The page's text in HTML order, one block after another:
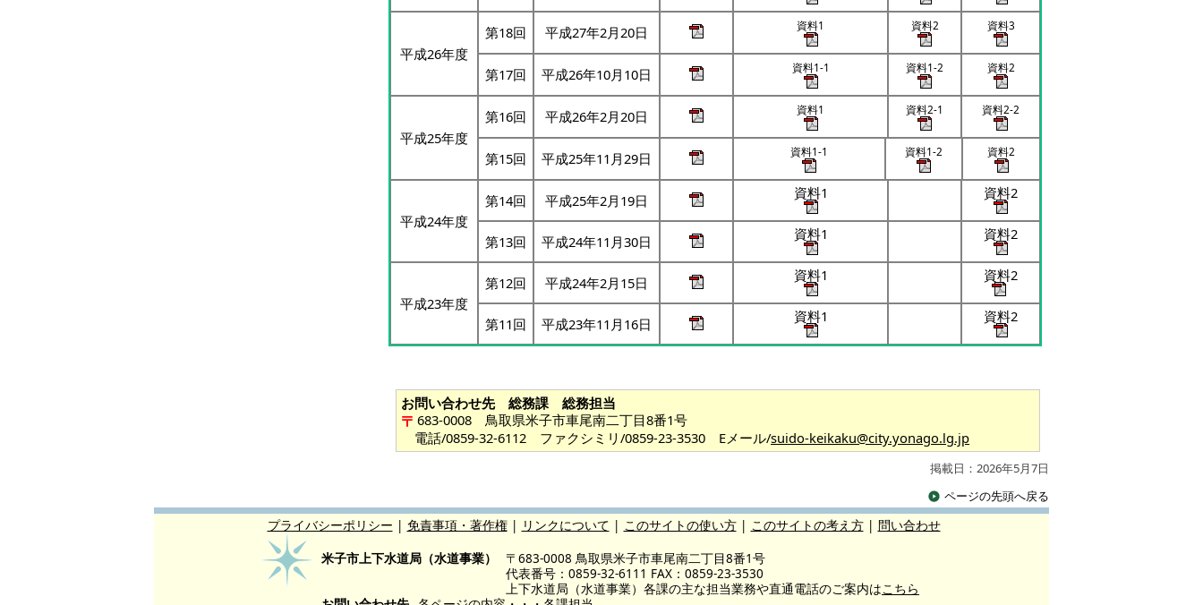
平成26年度
第18回 平成27年2月20日 資料1 資料2 資料3
第17回 平成26年10月10日 資料1-1 資料1-2 資料2
平成25年度
第16回 平成26年2月20日 資料1 資料2-1 資料2-2
第15回 平成25年11月29日 資料1-1 資料1-2 資料2
平成24年度
第14回 平成25年2月19日 資料1 資料2
第13回 平成24年11月30日 資料1 資料2
平成23年度
第12回 平成24年2月15日 資料1 資料2
第11回 平成23年11月16日 資料1 資料2
お問い合わせ先 総務課 総務担当
683-0008 鳥取県米子市車尾南二丁目8番1号
電話/0859-32-6112 ファクシミリ/0859-23-3530 Eメール/suido-keikaku@city.yonago.lg.jp
掲載日：2026年5月7日
ページの先頭へ戻る
プライバシーポリシー
免責事項・著作権 リンクについて このサイトの使い方 このサイトの考え方 問い合わせ
米子市上下水道局（水道事業）
〒683-0008 鳥取県米子市車尾南二丁目8番1号
代表番号：0859-32-6111 FAX：0859-23-3530
上下水道局（水道事業）各課の主な担当業務や直通電話のご案内はこちら